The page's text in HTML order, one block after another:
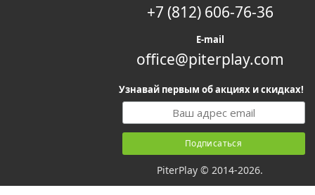
+7 (812) 606-76-36
E-mail
office@piterplay.com
Узнавай первым об акциях и скидках!
PiterPlay © 2014-2026.